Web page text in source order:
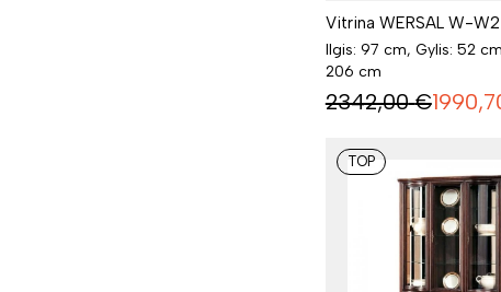
Vitrina WERSAL W-W2
Ilgis: 97 cm, Gylis: 52
206 cm
2342,00 €
TOP